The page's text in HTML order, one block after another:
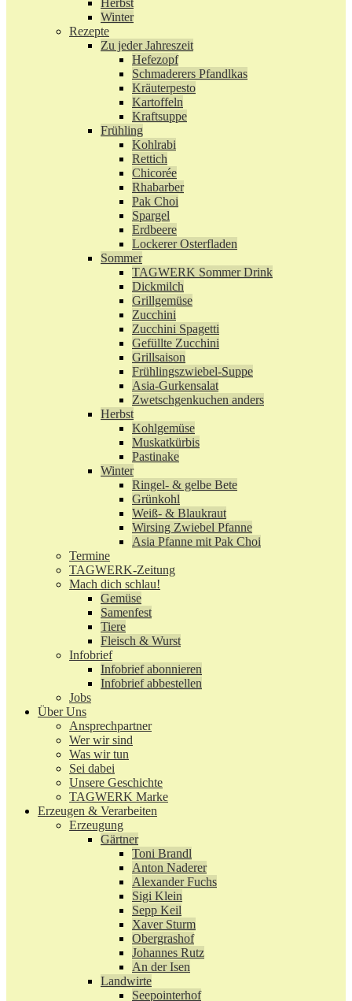
Herbst
Winter
Rezepte
Zu jeder Jahreszeit
Hefezopf
Schmaderers Pfandlkas
Kräuterpesto
Kartoffeln
Kraftsuppe
Frühling
Kohlrabi
Rettich
Chicorée
Rhabarber
Pak Choi
Spargel
Erdbeere
Lockerer Osterfladen
Sommer
TAGWERK Sommer Drink
Dickmilch
Grillgemüse
Zucchini
Zucchini Spagetti
Gefüllte Zucchini
Grillsaison
Frühlingszwiebel-Suppe
Asia-Gurkensalat
Zwetschgenkuchen anders
Herbst
Kohlgemüse
Muskatkürbis
Pastinake
Winter
Ringel- & gelbe Bete
Grünkohl
Weiß- & Blaukraut
Wirsing Zwiebel Pfanne
Asia Pfanne mit Pak Choi
Termine
TAGWERK-Zeitung
Mach dich schlau!
Gemüse
Samenfest
Tiere
Fleisch & Wurst
Infobrief
Infobrief abonnieren
Infobrief abbestellen
Jobs
Über Uns
Ansprechpartner
Wer wir sind
Was wir tun
Sei dabei
Unsere Geschichte
TAGWERK Marke
Erzeugen & Verarbeiten
Erzeugung
Gärtner
Toni Brandl
Anton Naderer
Alexander Fuchs
Sigi Klein
Sepp Keil
Xaver Sturm
Obergrashof
Johannes Rutz
An der Isen
Landwirte
Seepointerhof